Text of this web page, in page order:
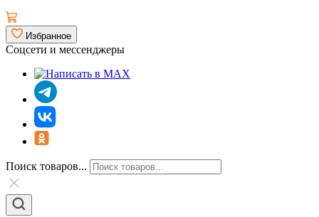
Избранное
Соцсети и мессенджеры
Поиск товаров...